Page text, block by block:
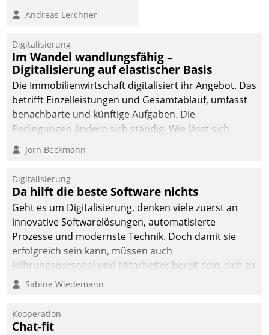
Softwareentwicklungshaus
Andreas Lerchner
Digitalisierung
Im Wandel wandlungsfähig –
Digitalisierung auf elastischer Basis
Die Immobilienwirtschaft digitalisiert ihr Angebot. Das
betrifft Einzelleistungen und Gesamtablauf, umfasst
benachbarte und künftige Aufgaben. Die
Bedingungen ändern sich ständig. Wie lässt sich
technisch die Kontrolle wahren und zugleich Freiraum
fürs Wachsen öffnen?
Jörn Beckmann
Digitalisierung
Da hilft die beste Software nichts
Geht es um Digitalisierung, denken viele zuerst an
innovative Softwarelösungen, automatisierte
Prozesse und modernste Technik. Doch damit sie
erfolgreich sein kann, müssen auch
Führungspersonal und Mitarbeiter bereit sein, sich zu
verändern und anzupassen, sonst werden sie an ihr
Sabine Wiedemann
Kooperation
Chat-fit